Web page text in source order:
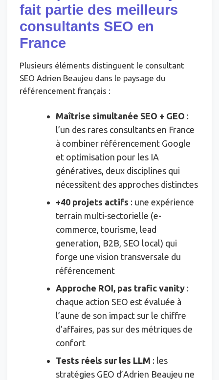
fait partie des meilleurs
consultants SEO en
France
Plusieurs éléments distinguent le consultant
SEO Adrien Beaujeu dans le paysage du
référencement français :
Maîtrise simultanée SEO + GEO :
l’un des rares consultants en France
à combiner référencement Google
et optimisation pour les IA
génératives, deux disciplines qui
nécessitent des approches distinctes
+40 projets actifs : une expérience
terrain multi-sectorielle (e-
commerce, tourisme, lead
generation, B2B, SEO local) qui
forge une vision transversale du
référencement
Approche ROI, pas trafic vanity :
chaque action SEO est évaluée à
l’aune de son impact sur le chiffre
d’affaires, pas sur des métriques de
confort
Tests réels sur les LLM : les
stratégies GEO d’Adrien Beaujeu ne